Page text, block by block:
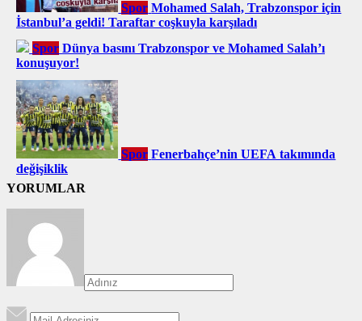
Spor Mohamed Salah, Trabzonspor için
İstanbul’a geldi! Taraftar coşkuyla karşıladı
Spor Dünya basını Trabzonspor ve Mohamed Salah’ı
konuşuyor!
Spor Fenerbahçe’nin UEFA takımında
değişiklik
YORUMLAR